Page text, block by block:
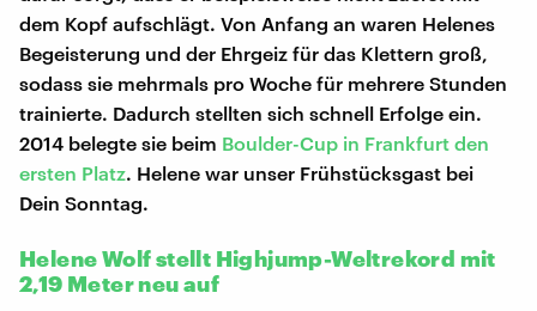
dem Kopf aufschlägt. Von Anfang an waren Helenes
Begeisterung und der Ehrgeiz für das Klettern groß,
sodass sie mehrmals pro Woche für mehrere Stunden
trainierte. Dadurch stellten sich schnell Erfolge ein.
2014 belegte sie beim Boulder-Cup in Frankfurt den
ersten Platz. Helene war unser Frühstücksgast bei
Dein Sonntag.
Helene Wolf stellt Highjump-Weltrekord mit
2,19 Meter neu auf